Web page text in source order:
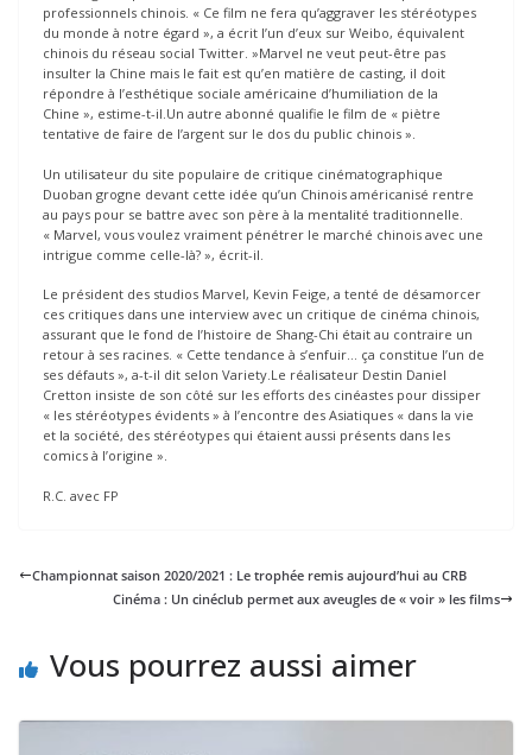
professionnels chinois. « Ce film ne fera qu’aggraver les stéréotypes
du monde à notre égard », a écrit l’un d’eux sur Weibo, équivalent
chinois du réseau social Twitter. »Marvel ne veut peut-être pas
insulter la Chine mais le fait est qu’en matière de casting, il doit
répondre à l’esthétique sociale américaine d’humiliation de la
Chine », estime-t-il.Un autre abonné qualifie le film de « piètre
tentative de faire de l’argent sur le dos du public chinois ».
Un utilisateur du site populaire de critique cinématographique
Duoban grogne devant cette idée qu’un Chinois américanisé rentre
au pays pour se battre avec son père à la mentalité traditionnelle.
« Marvel, vous voulez vraiment pénétrer le marché chinois avec une
intrigue comme celle-là? », écrit-il.
Le président des studios Marvel, Kevin Feige, a tenté de désamorcer
ces critiques dans une interview avec un critique de cinéma chinois,
assurant que le fond de l’histoire de Shang-Chi était au contraire un
retour à ses racines. « Cette tendance à s’enfuir… ça constitue l’un de
ses défauts », a-t-il dit selon Variety.Le réalisateur Destin Daniel
Cretton insiste de son côté sur les efforts des cinéastes pour dissiper
« les stéréotypes évidents » à l’encontre des Asiatiques « dans la vie
et la société, des stéréotypes qui étaient aussi présents dans les
comics à l’origine ».
R.C. avec FP
Championnat saison 2020/2021 : Le trophée remis aujourd’hui au CRB
Cinéma : Un cinéclub permet aux aveugles de « voir » les films
Vous pourrez aussi aimer